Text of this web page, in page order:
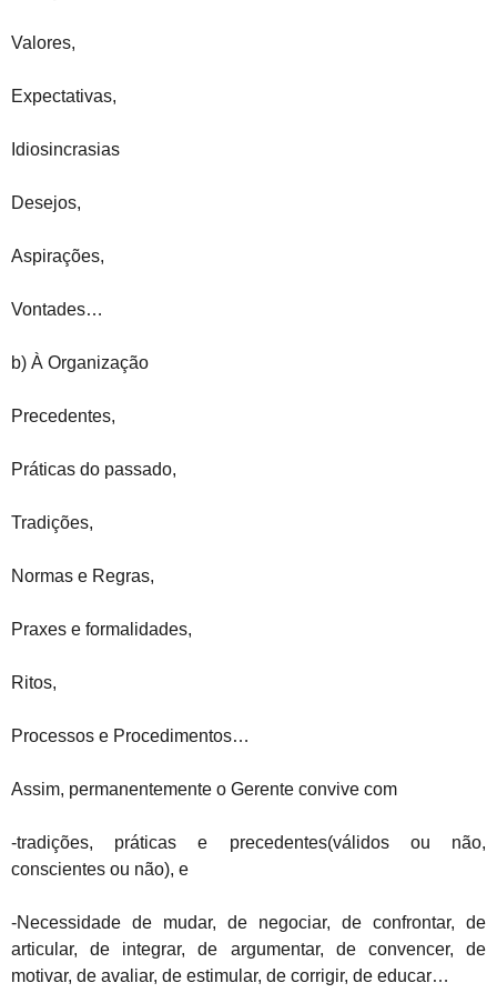
Valores,
Expectativas,
Idiosincrasias
Desejos,
Aspirações,
Vontades…
b) À Organização
Precedentes,
Práticas do passado,
Tradições,
Normas e Regras,
Praxes e formalidades,
Ritos,
Processos e Procedimentos…
Assim, permanentemente o Gerente convive com
-tradições, práticas e precedentes(válidos ou não,
conscientes ou não), e
-Necessidade de mudar, de negociar, de confrontar, de
articular, de integrar, de argumentar, de convencer, de
motivar, de avaliar, de estimular, de corrigir, de educar…